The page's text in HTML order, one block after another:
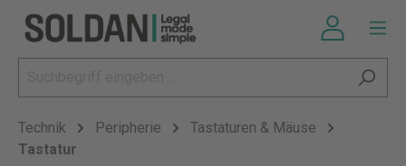
Technik Peripherie
Tastaturen & Mäuse
Tastatur